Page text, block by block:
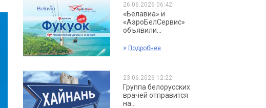
26.06.2026 06:42
«Белавиа» и
«АэроБелСервис»
объявили...
» Подробнее
23.06.2026 12:22
Группа белорусских
врачей отправится
на...